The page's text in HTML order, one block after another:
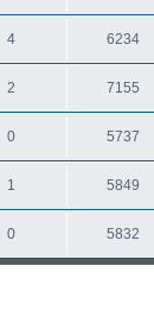
4 6234
2 7155
0 5737
1 5849
0 5832